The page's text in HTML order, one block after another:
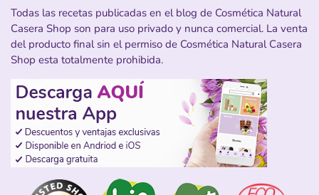
Todas las recetas publicadas en el blog de Cosmética Natural
Casera Shop son para uso privado y nunca comercial. La venta
del producto final sin el permiso de Cosmética Natural Casera
Shop esta totalmente prohibida.